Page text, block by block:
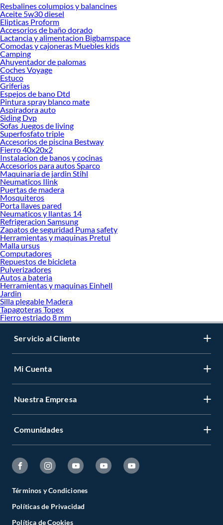
Desde remodelaciones hasta proyectos de decoración, estamos aquí para hacer
tus ideas realidad. ¡Visítanos y encuentra todo lo que tenemos para ofrecerte en
Mesas multijuegos!
Explora la variedad de productos de Mesas multijuegos en Sodimac
Herramientas, materiales y accesorios de calidad para tus proyectos y
renovación de espacios. ¡Visítanos y descubre todo lo que tenemos para
ofrecerte!
Encuentra una amplia variedad de productos de Mesas multijuegos en Sodimac.
Encuentra todo lo necesario para tus proyectos de renovación y decoración.
¡Visítanos y haz tus ideas realidad!
Resbalines columpios y balancines
Aceite 5w30 diesel
Elipticas Proform
Accesorios de baño dorado
Lactancia y alimentacion Bigbamspace
Comodas y cajoneras Muebles kids
Camping
Ahuyentador de palomas
Coches Voyage
Estuco
Griferias
Espejos de bano Dtd
Pintura spray blanco mate
Aspiradora auto
Siding Dvp
Sofas Juegos de living
Superfosfato triple
Accesorios de piscina Bestway
Fierro 40x20x2
Instalacion de banos y cocinas
Accesorios para autos Sparco
Maquinaria de jardin Stihl
Neumaticos Ilink
Puertas de madera
Mosquiteros
Porta llaves pared
Neumaticos y llantas 14
Refrigeracion Samsung
Zapatos de seguridad Puma safety
Herramientas y maquinas Pretul
Malla ursus
Computadores
Repuestos de bicicleta
Pulverizadores
Autos a bateria
Herramientas y maquinas Einhell
Jardin
Silla plegable Madera
Tapagoteras Topex
Fierro estriado 8 mm
Servicio al Cliente
Mi Cuenta
Nuestra Empresa
Comunidades
Términos y Condiciones
Políticas de Privacidad
Política de Cookies